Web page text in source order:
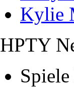
Kylie
HPTY